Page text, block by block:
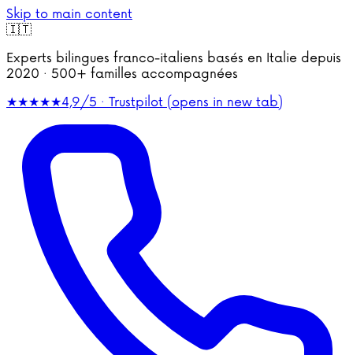
Skip to main content
🇮🇹
Experts bilingues franco-italiens basés en Italie depuis
2020 · 500+ familles accompagnées
★★★★★4,9/5 · Trustpilot (opens in new tab)